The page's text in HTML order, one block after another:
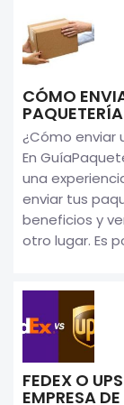
CÓMO
PAQUETERÍA
¿Cómo enviar
En
una
enviar tus
beneficios y
otro lugar. Es
FEDEX O
EMPRESA